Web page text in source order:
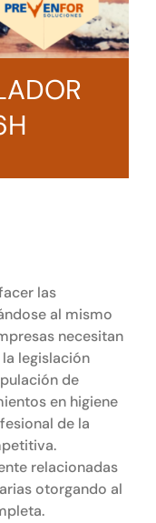
las
al mismo
necesitan
legislación
de
en higiene
de la
relacionadas
otorgando al